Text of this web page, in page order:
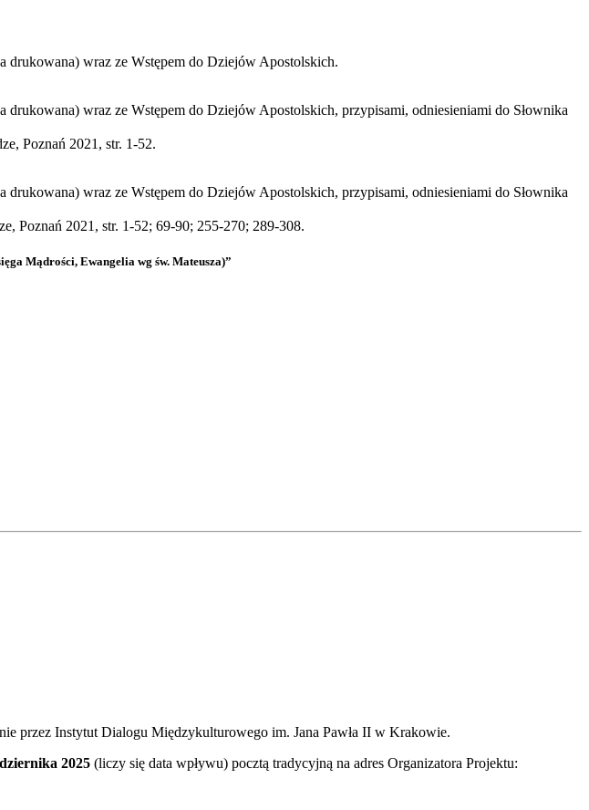
wraz ze Wstępem do Dziejów Apostolskich.
wraz ze Wstępem do Dziejów Apostolskich, przypisami, odniesieniami do Słownika
Poznań 2021, str. 1-52.
wraz ze Wstępem do Dziejów Apostolskich, przypisami, odniesieniami do Słownika
Poznań 2021, str. 1-52; 69-90; 255-270; 289-308.
Mądrości, Ewangelia wg św. Mateusza)”
przez Instytut Dialogu Międzykulturowego im. Jana Pawła II w Krakowie.
2025 (liczy się data wpływu) pocztą tradycyjną na adres Organizatora Projektu: